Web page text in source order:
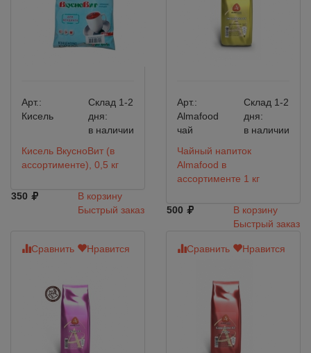
Арт.:
Кисель
Склад 1-2
дня:
в наличии
Кисель ВкусноВит (в
ассортименте), 0,5 кг
350
В корзину
Быстрый заказ
Арт.:
Almafood
чай
Склад 1-2
дня:
в наличии
Чайный напиток
Almafood в
ассортименте 1 кг
500
В корзину
Быстрый заказ
Сравнить Нравится Сравнить Нравится